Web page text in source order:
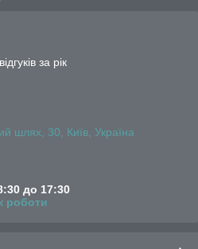
за рік
шлях, 30, Київ, Україна
до 17:30
роботи